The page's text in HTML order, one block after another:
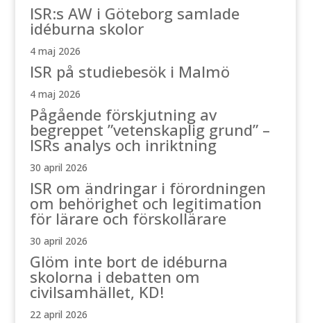
ISR:s AW i Göteborg samlade
idéburna skolor
4 maj 2026
ISR på studiebesök i Malmö
4 maj 2026
Pågående förskjutning av
begreppet ”vetenskaplig grund” –
ISRs analys och inriktning
30 april 2026
ISR om ändringar i förordningen
om behörighet och legitimation
för lärare och förskollärare
30 april 2026
Glöm inte bort de idéburna
skolorna i debatten om
civilsamhället, KD!
22 april 2026